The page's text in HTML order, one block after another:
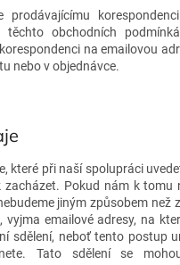
prodávajícímu
obchodních
na emailovou
nebo v objednávce.
které při naší spolupráci
Pokud nám k tomu
jiným způsobem než
vyjma emailové adresy, na
sdělení, neboť tento postup
Tato sdělení se